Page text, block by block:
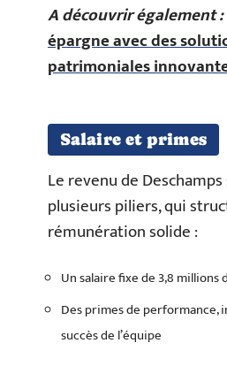
A découvrir également :
épargne avec des
patrimoniales
Salaire et primes
Le revenu de
plusieurs piliers, qui
rémunération solide :
Un salaire fixe de 3,8 millions
Des primes de performance,
succès de l’équipe